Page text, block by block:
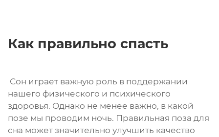
Как правильно спасть
Сон играет важную роль в поддержании
нашего физического и психического
здоровья. Однако не менее важно, в какой
позе мы проводим ночь. Правильная поза для
сна может значительно улучшить качество